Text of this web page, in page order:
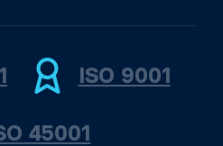
ISO 9001
45001